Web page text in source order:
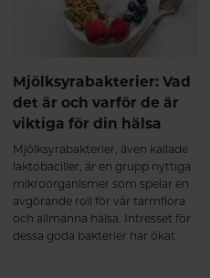
sömnproblem Hormonell
obalans Nedsatt libido Produkten
är lika effektiv för både kvinnor
och män. Hur fungerar KSM66
GOLD? Samverkande extrakt för
ökad effekt. KSM66, saffran och
med samma mål: att återställa
emotionell balans, energi och
hormonell stabilitet. Mer ork och
inre lugn Ashwagandha (KSM66)
stärker kroppens motståndskraft
mot stress och bidrar till
normalisering av kortisolnivåer.
Mjölksyrabakterier: Vad
det är och varför de är
viktiga för din hälsa
Mjölksyrabakterier, även kallade
laktobaciller, är en grupp nyttiga
mikroorganismer som spelar en
avgörande roll för vår tarmflora
och allmänna hälsa. Intresset för
dessa goda bakterier har ökat